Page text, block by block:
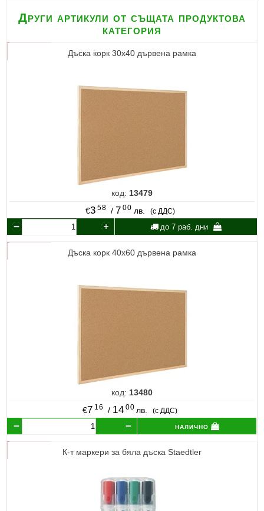
Други артикули от същата продуктова
категория
Дъска корк 30х40 дървена рамка
код: 13479
€3 58 / 7 00 лв. (с ДДС)
до 7 раб. дни
Дъска корк 40х60 дървена рамка
код: 13480
€7 16 / 14 00 лв. (с ДДС)
налично
К-т маркери за бяла дъска Staedtler